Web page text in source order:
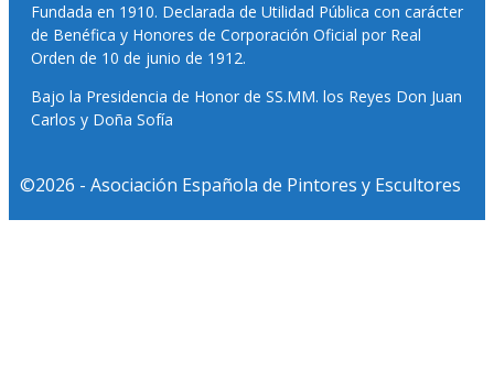
Fundada en 1910. Declarada de Utilidad Pública con carácter
de Benéfica y Honores de Corporación Oficial por Real
Orden de 10 de junio de 1912.
Bajo la Presidencia de Honor de SS.MM. los Reyes Don Juan
Carlos y Doña Sofía
©2026 - Asociación Española de Pintores y Escultores